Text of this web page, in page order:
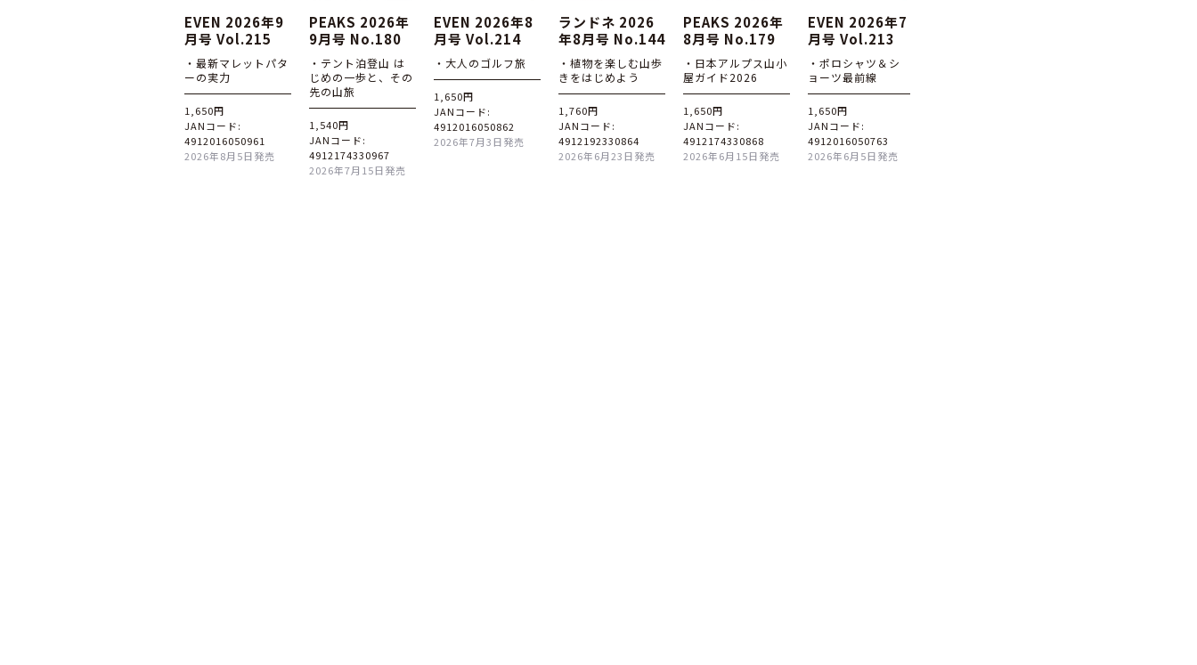
EVEN 2026年9
月号 Vol.215
・最新マレットパタ
ーの実力
1,650円
JANコード:
4912016050961
2026年8月5日発売
PEAKS 2026年
9月号 No.180
・テント泊登山 は
じめの一歩と、その
先の山旅
1,540円
JANコード:
4912174330967
2026年7月15日発売
EVEN 2026年8
月号 Vol.214
・大人のゴルフ旅
1,650円
JANコード:
4912016050862
2026年7月3日発売
ランドネ 2026
年8月号 No.144
・植物を楽しむ山歩
きをはじめよう
1,760円
JANコード:
4912192330864
2026年6月23日発売
PEAKS 2026年
8月号 No.179
・日本アルプス山小
屋ガイド2026
1,650円
JANコード:
4912174330868
2026年6月15日発売
EVEN 2026年7
月号 Vol.213
・ポロシャツ＆シ
ョーツ最前線
1,650円
JANコード:
4912016050763
2026年6月5日発売